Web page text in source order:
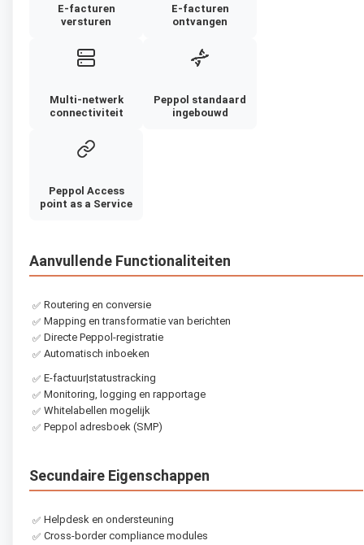
E-facturen
versturen
E-facturen
ontvangen
Multi-netwerk
connectiviteit
Peppol standaard
ingebouwd
Peppol Access
point as a Service
Aanvullende Functionaliteiten
✅ Routering en conversie
✅ Mapping en transformatie van berichten
✅ Directe Peppol-registratie
✅ Automatisch inboeken
✅ E-factuur|statustracking
✅ Monitoring, logging en rapportage
✅ Whitelabellen mogelijk
✅ Peppol adresboek (SMP)
Secundaire Eigenschappen
✅ Helpdesk en ondersteuning
✅ Cross-border compliance modules